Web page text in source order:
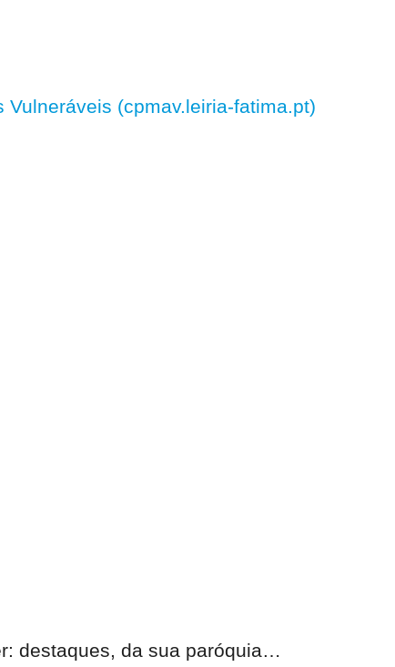
(cpmav.leiria-fatima.pt)
destaques, da sua paróquia…